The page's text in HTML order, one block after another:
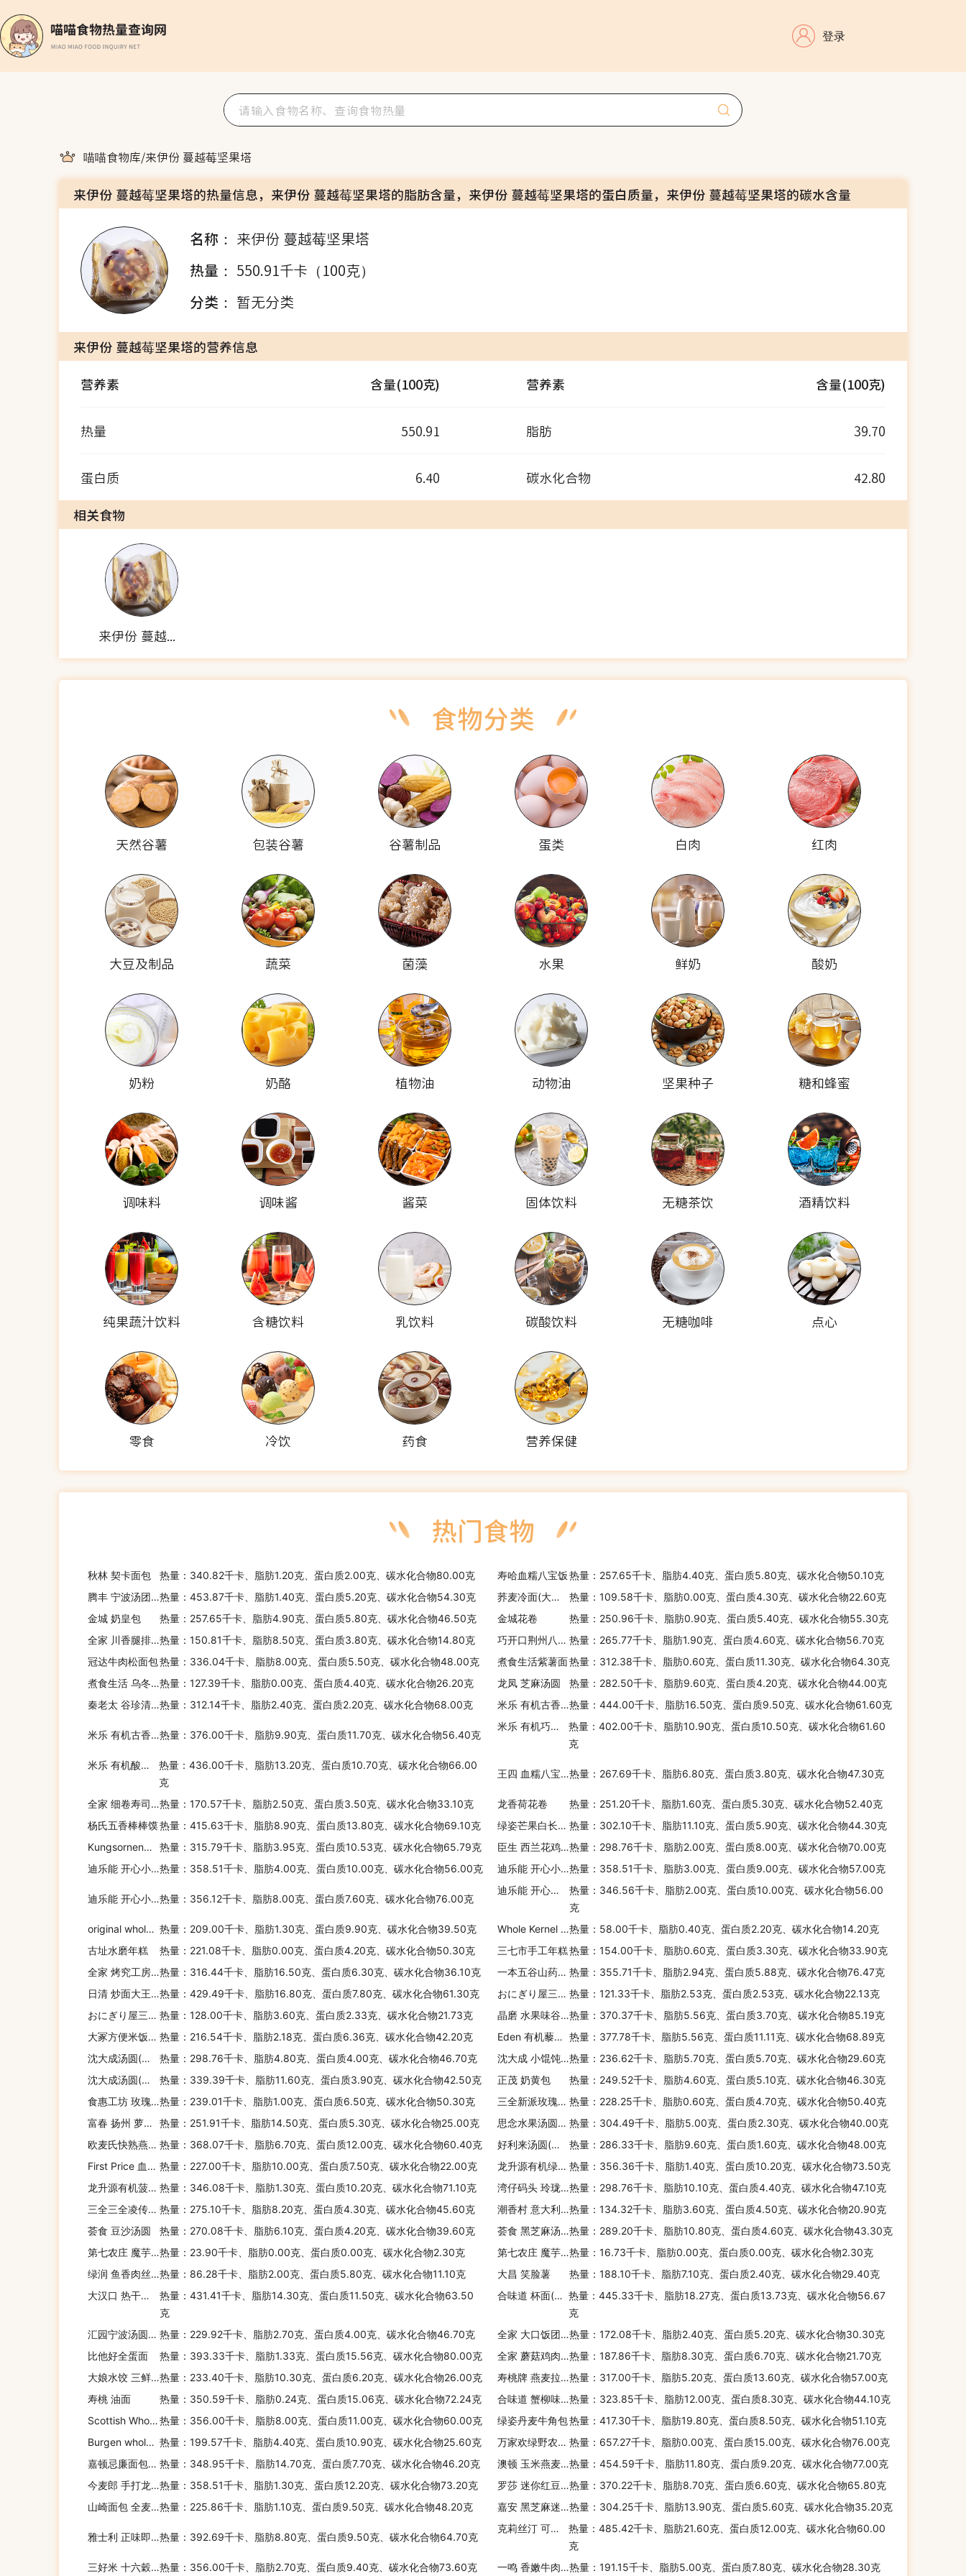
登录
喵喵食物库/来伊份 蔓越莓坚果塔
来伊份 蔓越莓坚果塔的热量信息，来伊份 蔓越莓坚果塔的脂肪含量，来伊份 蔓越莓坚果塔的蛋白质量，来伊份 蔓越莓坚果塔的碳水含量
名称： 来伊份 蔓越莓坚果塔
热量： 550.91千卡（100克）
分类： 暂无分类
来伊份 蔓越莓坚果塔的营养信息
营养素
含量(100克) 营养素 含量(100克)
热量 550.91 脂肪 39.70
蛋白质 6.40 碳水化合物
42.80
相关食物
来伊份 蔓越莓坚果塔
天然谷薯 包装谷薯 谷薯制品 蛋类 白肉 红肉
大豆及制品 蔬菜 菌藻 水果 鲜奶 酸奶
奶粉 奶酪 植物油 动物油 坚果种子 糖和蜂蜜
调味料 调味酱 酱菜 固体饮料 无糖茶饮 酒精饮料
纯果蔬汁饮料 含糖饮料 乳饮料 碳酸饮料 无糖咖啡 点心
零食 冷饮 药食 营养保健
秋林 契卡面包 热量：340.82千卡、脂肪1.20克、蛋白质2.00克、碳水化合物80.00克 寿哈血糯八宝饭热量：257.65千卡、脂肪4.40克、蛋白质5.80克、碳水化合物50.10克
腾丰 宁波汤团粉热量：453.87千卡、脂肪1.40克、蛋白质5.20克、碳水化合物54.30克 荞麦冷面(大同江)
热量：109.58千卡、脂肪0.00克、蛋白质4.30克、碳水化合物22.60克
金城 奶皇包
热量：257.65千卡、脂肪4.90克、蛋白质5.80克、碳水化合物46.50克 金城花卷
热量：250.96千卡、脂肪0.90克、蛋白质5.40克、碳水化合物55.30克
全家 川香腿排菜饭热量：150.81千卡、脂肪8.50克、蛋白质3.80克、碳水化合物14.80克 巧开口荆州八宝饭 热量：265.77千卡、脂肪1.90克、蛋白质4.60克、碳水化合物56.70克
冠达牛肉松面包热量：336.04千卡、脂肪8.00克、蛋白质5.50克、碳水化合物48.00克 煮食生活紫薯面热量：312.38千卡、脂肪0.60克、蛋白质11.30克、碳水化合物64.30克
煮食生活 乌冬面热量：127.39千卡、脂肪0.00克、蛋白质4.40克、碳水化合物26.20克 龙凤 芝麻汤圆
热量：282.50千卡、脂肪9.60克、蛋白质4.20克、碳水化合物44.00克
秦老太 谷珍清丽餐谷物粉热量：312.14千卡、脂肪2.40克、蛋白质2.20克、碳水化合物68.00克 米乐 有机古香脆麦片热量：444.00千卡、脂肪16.50克、蛋白质9.50克、碳水化合物61.60克
米乐 有机古香谷物什锦麦片热量：376.00千卡、脂肪9.90克、蛋白质11.70克、碳水化合物56.40克
米乐 有机巧克力什锦麦片
热量：402.00千卡、脂肪10.90克、蛋白质10.50克、碳水化合物61.60
克
米乐 有机酸奶柠檬脆麦片
热量：436.00千卡、脂肪13.20克、蛋白质10.70克、碳水化合物66.00
克
王四 血糯八宝饭热量：267.69千卡、脂肪6.80克、蛋白质3.80克、碳水化合物47.30克
全家 细卷寿司组合热量：170.57千卡、脂肪2.50克、蛋白质3.50克、碳水化合物33.10克 龙香荷花卷
热量：251.20千卡、脂肪1.60克、蛋白质5.30克、碳水化合物52.40克
杨氏五香棒棒馍热量：415.63千卡、脂肪8.90克、蛋白质13.80克、碳水化合物69.10克 绿姿芒果白长棒面包 热量：302.10千卡、脂肪11.10克、蛋白质5.90克、碳水化合物44.30克
Kungsornen瑞典松饼粉
热量：315.79千卡、脂肪3.95克、蛋白质10.53克、碳水化合物65.79克 臣生 西兰花鸡蛋小面片热量：298.76千卡、脂肪2.00克、蛋白质8.00克、碳水化合物70.00克
迪乐能 开心小水饺(虾仁蔬菜)热量：358.51千卡、脂肪4.00克、蛋白质10.00克、碳水化合物56.00克 迪乐能 开心小水饺(鱼肉蔬菜)热量：358.51千卡、脂肪3.00克、蛋白质9.00克、碳水化合物57.00克
迪乐能 开心小水饺(玉米蛋黄猪肉)热量：356.12千卡、脂肪8.00克、蛋白质7.60克、碳水化合物76.00克
迪乐能 开心小水饺(蛋黄南瓜猪肉)
热量：346.56千卡、脂肪2.00克、蛋白质10.00克、碳水化合物56.00
克
original wholemeal Original Wholemeal 纯麦包 热量：209.00千卡、脂肪1.30克、蛋白质9.90克、碳水化合物39.50克 Whole Kernel Corn 金黄栗米粒热量：58.00千卡、脂肪0.40克、蛋白质2.20克、碳水化合物14.20克
古址水磨年糕
热量：221.08千卡、脂肪0.00克、蛋白质4.20克、碳水化合物50.30克 三七市手工年糕热量：154.00千卡、脂肪0.60克、蛋白质3.30克、碳水化合物33.90克
全家 烤究工房老式唱片面包(热加工)热量：316.44千卡、脂肪16.50克、蛋白质6.30克、碳水化合物36.10克 一本五谷山药蔬麦餐 热量：355.71千卡、脂肪2.94克、蛋白质5.88克、碳水化合物76.47克
日清 炒面大王(糖醋排骨风味)热量：429.49千卡、脂肪16.80克、蛋白质7.80克、碳水化合物61.30克 おにぎり屋三角饭团(鸡肉沙拉) 热量：121.33千卡、脂肪2.53克、蛋白质2.53克、碳水化合物22.13克
おにぎり屋三角饭团(三文鱼沙拉) 热量：128.00千卡、脂肪3.60克、蛋白质2.33克、碳水化合物21.73克 晶磨 水果味谷物麦圈热量：370.37千卡、脂肪5.56克、蛋白质3.70克、碳水化合物85.19克
大冢方便米饭香菇烧鸡 热量：216.54千卡、脂肪2.18克、蛋白质6.36克、碳水化合物42.20克 Eden 有机藜麦(无麸质) 热量：377.78千卡、脂肪5.56克、蛋白质11.11克、碳水化合物68.89克
沈大成汤圆(豆沙桂花)
热量：298.76千卡、脂肪4.80克、蛋白质4.00克、碳水化合物46.70克 沈大成 小馄饨(鲜肉香菇)热量：236.62千卡、脂肪5.70克、蛋白质5.70克、碳水化合物29.60克
沈大成汤圆(黑芝麻)
热量：339.39千卡、脂肪11.60克、蛋白质3.90克、碳水化合物42.50克 正茂 奶黄包
热量：249.52千卡、脂肪4.60克、蛋白质5.10克、碳水化合物46.30克
食惠工坊 玫瑰之爱(粗粮玫瑰)热量：239.01千卡、脂肪1.00克、蛋白质6.50克、碳水化合物50.30克 三全新派玫瑰豆沙汤圆 热量：228.25千卡、脂肪0.60克、蛋白质4.70克、碳水化合物50.40克
富春 扬州 萝卜丝包
热量：251.91千卡、脂肪14.50克、蛋白质5.30克、碳水化合物25.00克 思念水果汤圆(清新草莓) 热量：304.49千卡、脂肪5.00克、蛋白质2.30克、碳水化合物40.00克
欧麦氏快熟燕麦片 热量：368.07千卡、脂肪6.70克、蛋白质12.00克、碳水化合物60.40克 好利来汤圆(红豆沙口味)
热量：286.33千卡、脂肪9.60克、蛋白质1.60克、碳水化合物48.00克
First Price 血糯芝麻汤圆 热量：227.00千卡、脂肪10.00克、蛋白质7.50克、碳水化合物22.00克 龙升源有机绿芦笋面 热量：356.36千卡、脂肪1.40克、蛋白质10.20克、碳水化合物73.50克
龙升源有机菠菜面 热量：346.08千卡、脂肪1.30克、蛋白质10.20克、碳水化合物71.10克 湾仔码头 玲珑汤圆(黑芝麻紫糯米)热量：298.76千卡、脂肪10.10克、蛋白质4.40克、碳水化合物47.10克
三全三全凌传统大汤圆原香黑芝麻 热量：275.10千卡、脂肪8.20克、蛋白质4.30克、碳水化合物45.60克 潮香村 意大利风味番茄肉酱面热量：134.32千卡、脂肪3.60克、蛋白质4.50克、碳水化合物20.90克
荟食 豆沙汤圆
热量：270.08千卡、脂肪6.10克、蛋白质4.20克、碳水化合物39.60克 荟食 黑芝麻汤圆热量：289.20千卡、脂肪10.80克、蛋白质4.60克、碳水化合物43.30克
第七农庄 魔芋纤纤面热量：23.90千卡、脂肪0.00克、蛋白质0.00克、碳水化合物2.30克 第七农庄 魔芋丝热量：16.73千卡、脂肪0.00克、蛋白质0.00克、碳水化合物2.30克
绿润 鱼香肉丝米饭套餐(中式菜肴)热量：86.28千卡、脂肪2.00克、蛋白质5.80克、碳水化合物11.10克 大昌 笑脸薯
热量：188.10千卡、脂肪7.10克、蛋白质2.40克、碳水化合物29.40克
大汉口 热干面(川味热干面)
热量：431.41千卡、脂肪14.30克、蛋白质11.50克、碳水化合物63.50
克
合味道 杯面(鸡肉味) 热量：445.33千卡、脂肪18.27克、蛋白质13.73克、碳水化合物56.67
克
汇园宁波汤圆(豆沙馅) 热量：229.92千卡、脂肪2.70克、蛋白质4.00克、碳水化合物46.70克 全家 大口饭团(新奥尔良烤鸡)热量：172.08千卡、脂肪2.40克、蛋白质5.20克、碳水化合物30.30克
比他好全蛋面
热量：393.33千卡、脂肪1.33克、蛋白质15.56克、碳水化合物80.00克 全家 蘑菇鸡肉笔管面热量：187.86千卡、脂肪8.30克、蛋白质6.70克、碳水化合物21.70克
大娘水饺 三鲜水饺(鲜肉白菜馅)热量：233.40千卡、脂肪10.30克、蛋白质6.20克、碳水化合物26.00克 寿桃牌 燕麦拉面(扇贝汤味)热量：317.00千卡、脂肪5.20克、蛋白质13.60克、碳水化合物57.00克
寿桃 油面
热量：350.59千卡、脂肪0.24克、蛋白质15.06克、碳水化合物72.24克 合味道 蟹柳味杯面热量：323.85千卡、脂肪12.00克、蛋白质8.30克、碳水化合物44.10克
Scottish Whole Rolled Porridge Oats热量：356.00千卡、脂肪8.00克、蛋白质11.00克、碳水化合物60.00克 绿姿丹麦牛角包热量：417.30千卡、脂肪19.80克、蛋白质8.50克、碳水化合物51.10克
Burgen wholegrain+oat bread 热量：199.57千卡、脂肪4.40克、蛋白质10.90克、碳水化合物25.60克 万家欢绿野农庄之淮山莲子面 热量：657.27千卡、脂肪0.00克、蛋白质15.00克、碳水化合物76.00克
嘉顿忌廉面包(巧克力味) 热量：348.95千卡、脂肪14.70克、蛋白质7.70克、碳水化合物46.20克 澳顿 玉米燕麦浆热量：454.59千卡、脂肪11.80克、蛋白质9.20克、碳水化合物77.00克
今麦郎 手打龙须面热量：358.51千卡、脂肪1.30克、蛋白质12.20克、碳水化合物73.20克 罗莎 迷你红豆包热量：370.22千卡、脂肪8.70克、蛋白质6.60克、碳水化合物65.80克
山崎面包 全麦土司热量：225.86千卡、脂肪1.10克、蛋白质9.50克、碳水化合物48.20克 嘉安 黑芝麻迷你汤圆热量：304.25千卡、脂肪13.90克、蛋白质5.60克、碳水化合物35.20克
雅士利 正味即食燕麦片热量：392.69千卡、脂肪8.80克、蛋白质9.50克、碳水化合物64.70克
克莉丝汀 可口脆面包(番茄味)
热量：485.42千卡、脂肪21.60克、蛋白质12.00克、碳水化合物60.00
克
三好米 十六穀米热量：356.00千卡、脂肪2.70克、蛋白质9.40克、碳水化合物73.60克 一鸣 香嫩牛肉汉堡面包(调理面包)热量：191.15千卡、脂肪5.00克、蛋白质7.80克、碳水化合物28.30克